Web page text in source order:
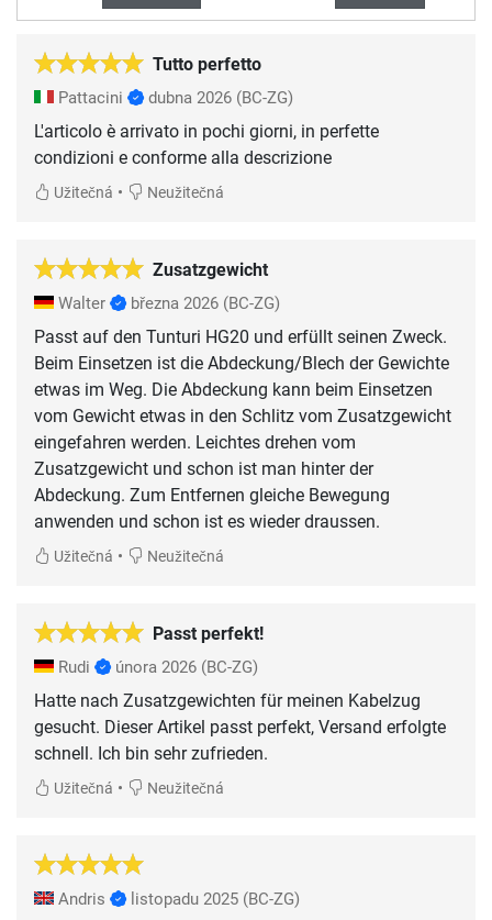
Tutto perfetto
Pattacini dubna 2026 (BC-ZG)
L'articolo è arrivato in pochi giorni, in perfette
condizioni e conforme alla descrizione
Užitečná • Neužitečná
Zusatzgewicht
Walter března 2026 (BC-ZG)
Passt auf den Tunturi HG20 und erfüllt seinen Zweck.
Beim Einsetzen ist die Abdeckung/Blech der Gewichte
etwas im Weg. Die Abdeckung kann beim Einsetzen
vom Gewicht etwas in den Schlitz vom Zusatzgewicht
eingefahren werden. Leichtes drehen vom
Zusatzgewicht und schon ist man hinter der
Abdeckung. Zum Entfernen gleiche Bewegung
anwenden und schon ist es wieder draussen.
Užitečná • Neužitečná
Passt perfekt!
Rudi února 2026 (BC-ZG)
Hatte nach Zusatzgewichten für meinen Kabelzug
gesucht. Dieser Artikel passt perfekt, Versand erfolgte
schnell. Ich bin sehr zufrieden.
Užitečná • Neužitečná
Andris listopadu 2025 (BC-ZG)